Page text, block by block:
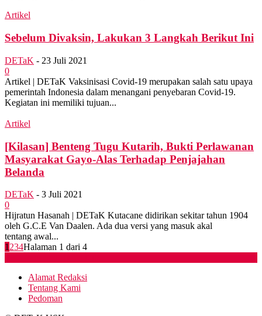
Artikel
Sebelum Divaksin, Lakukan 3 Langkah Berikut Ini
DETaK - 23 Juli 2021
0
Artikel | DETaK Vaksinisasi Covid-19 merupakan salah satu upaya
pemerintah Indonesia dalam menangani penyebaran Covid-19.
Kegiatan ini memiliki tujuan...
Artikel
[Kilasan] Benteng Tugu Kutarih, Bukti Perlawanan
Masyarakat Gayo-Alas Terhadap Penjajahan
Belanda
DETaK - 3 Juli 2021
0
Hijratun Hasanah | DETaK Kutacane didirikan sekitar tahun 1904
oleh G.C.E Van Daalen. Ada dua versi yang masuk akal
tentang awal...
1 234Halaman 1 dari 4
Alamat Redaksi
Tentang Kami
Pedoman